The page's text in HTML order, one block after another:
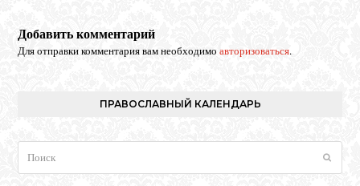
Добавить комментарий
Для отправки комментария вам необходимоавторизоваться.
ПРАВОСЛАВНЫЙ КАЛЕНДАРЬ